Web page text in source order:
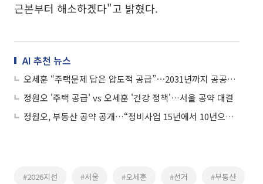
근본부터 해소하겠다"고 밝혔다.
AI 추천 뉴스
오세훈 “주택문제 답은 압도적 공급”⋯2031년까지 공공주택 13만호 공급 공약
정원오 '주택 공급' vs 오세훈 '건강 정책'…서울 공약 대결
정원오, 부동산 공약 공개…“정비사업 15년에서 10년으로 단축”
#2026지선 #서울 #오세훈 #선거 #부동산